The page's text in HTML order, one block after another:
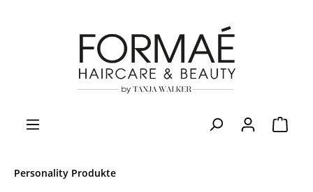
Personality Produkte